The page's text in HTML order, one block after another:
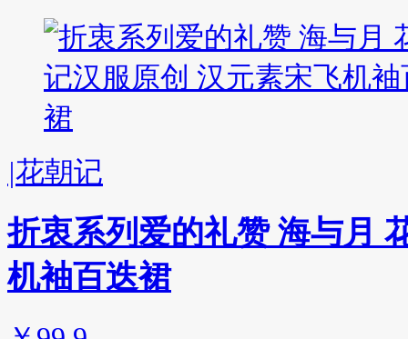
|花朝记
折衷系列爱的礼赞 海与月
机袖百迭裙